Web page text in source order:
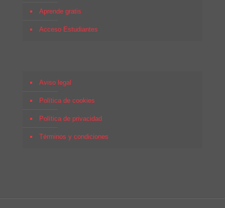
Aprende gratis
Acceso Estudiantes
Aviso legal
Política de cookies
Política de privacidad
Términos y condiciones